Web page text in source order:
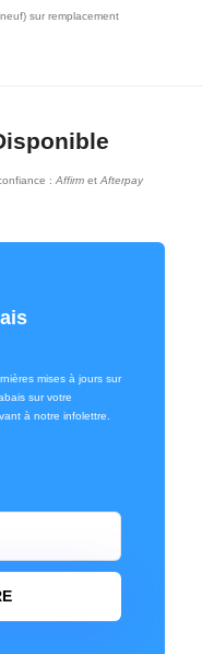
sur remplacement
: AffirmetAfterpay
mises à jours sur
sur votre
à notre infolettre.